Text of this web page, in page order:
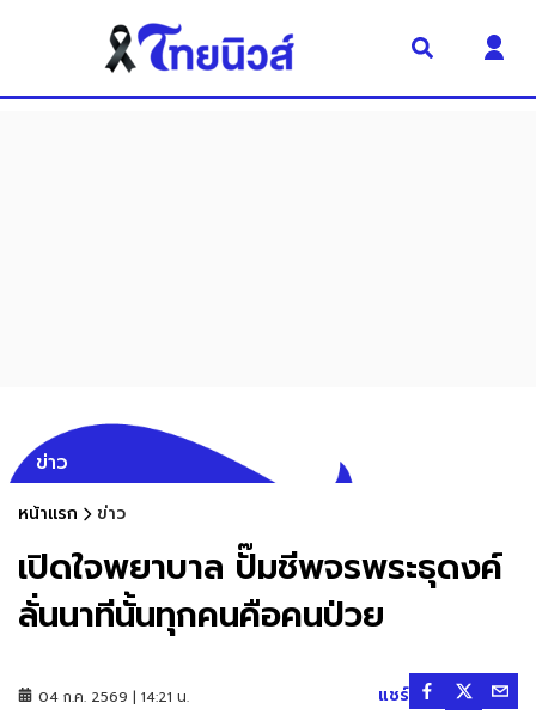
ข่าว
หน้าแรก ข่าว
เปิดใจพยาบาล ปั๊มชีพจรพระธุดงค์
ลั่นนาทีนั้นทุกคนคือคนป่วย
04 ก.ค. 2569 | 14:21 น. แชร์